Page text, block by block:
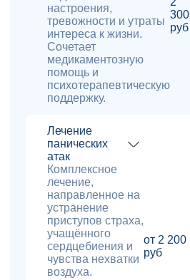
настроения,
тревожности и утраты
интереса к жизни.
Сочетает
медикаментозную
помощь и
психотерапевтическую
поддержку.
300
руб
Лечение
панических
атак
Комплексное
лечение,
направленное на
устранение
приступов страха,
учащённого
сердцебиения и
чувства нехватки
воздуха.
от 2 200
руб